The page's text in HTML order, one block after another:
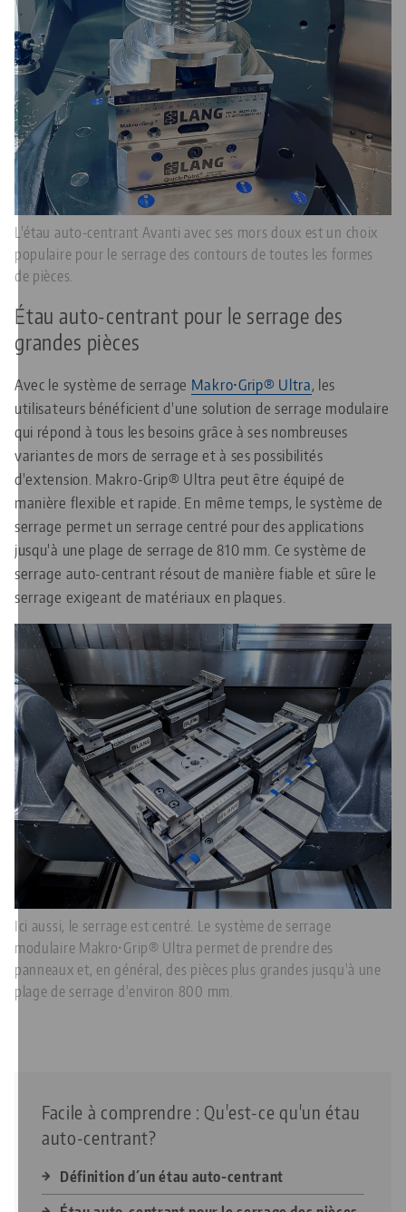
L'étau auto-centrant Avanti avec ses mors doux est un choix
populaire pour le serrage des contours de toutes les formes
de pièces.
Étau auto-centrant pour le serrage des
grandes pièces
Avec le système de serrage Makro•Grip® Ultra, les
utilisateurs bénéficient d'une solution de serrage modulaire
qui répond à tous les besoins grâce à ses nombreuses
variantes de mors de serrage et à ses possibilités
d'extension. Makro-Grip® Ultra peut être équipé de
manière flexible et rapide. En même temps, le système de
serrage permet un serrage centré pour des applications
jusqu'à une plage de serrage de 810 mm. Ce système de
serrage auto-centrant résout de manière fiable et sûre le
serrage exigeant de matériaux en plaques.
Ici aussi, le serrage est centré. Le système de serrage
modulaire Makro•Grip® Ultra permet de prendre des
panneaux et, en général, des pièces plus grandes jusqu'à une
plage de serrage d'environ 800 mm.
Facile à comprendre : Qu'est-ce qu'un étau
auto-centrant?
Définition d´un étau auto-centrant